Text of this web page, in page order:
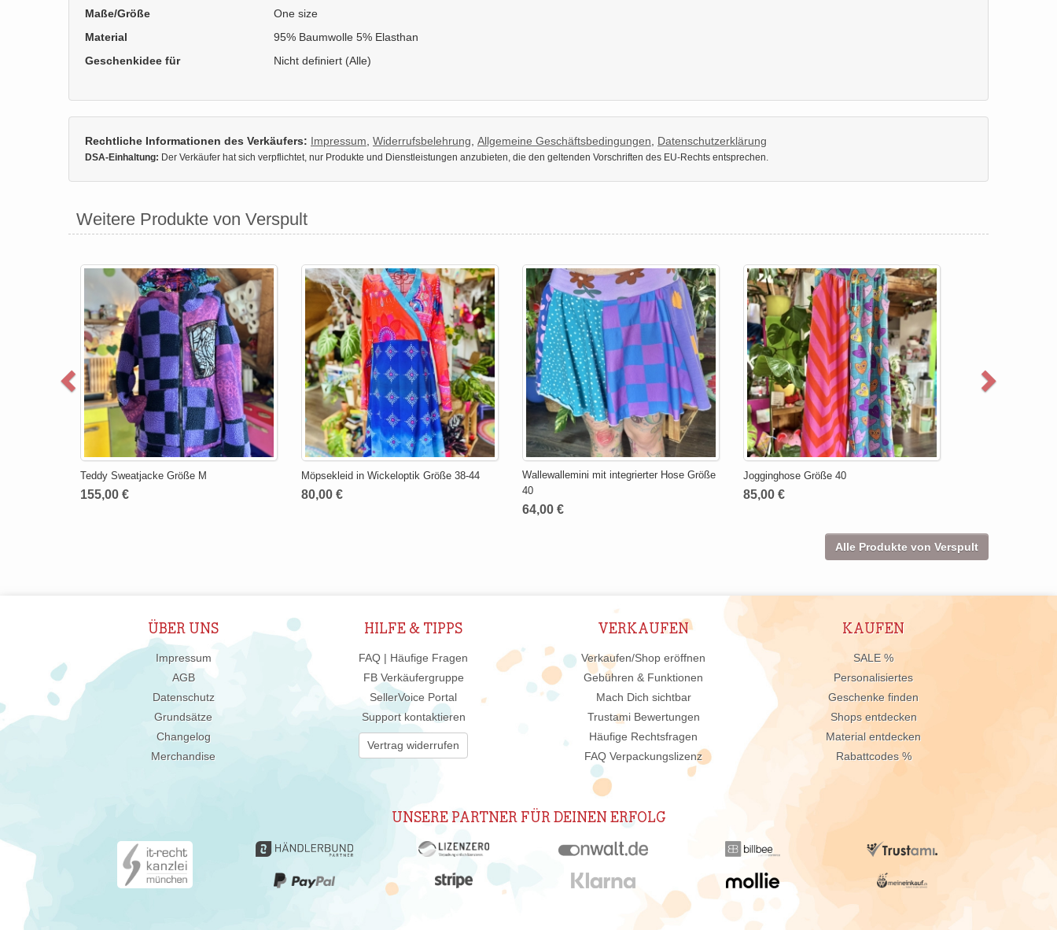
Maße/Größe
One size
Material
95% Baumwolle 5% Elasthan
Geschenkidee für
Nicht definiert (Alle)
Rechtliche Informationen des Verkäufers: Impressum Widerrufsbelehrung Allgemeine Geschäftsbedingungen Datenschutzerklärung
DSA-Einhaltung: Der Verkäufer hat sich verpflichtet, nur Produkte und Dienstleistungen anzubieten, die den geltenden Vorschriften des EU-Rechts entsprechen.
Weitere Produkte von Verspult
Teddy Sweatjacke Größe M
155,00 €
Möpsekleid in Wickeloptik Größe 38-44
80,00 €
Wallewallemini mit integrierter Hose Größe
40
64,00 €
Jogginghose Größe 40
85,00 €
Alle Produkte von Verspult
ÜBER UNS
Impressum
AGB
Datenschutz
Grundsätze
Changelog
Merchandise
HILFE & TIPPS
FAQ | Häufige Fragen
FB Verkäufergruppe
SellerVoice Portal
Support kontaktieren
Vertrag widerrufen
VERKAUFEN
Verkaufen/Shop eröffnen
Gebühren & Funktionen
Mach Dich sichtbar
Trustami Bewertungen
Häufige Rechtsfragen
FAQ Verpackungslizenz
KAUFEN
SALE %
Personalisiertes
Geschenke finden
Shops entdecken
Material entdecken
Rabattcodes %
UNSERE PARTNER FÜR DEINEN ERFOLG